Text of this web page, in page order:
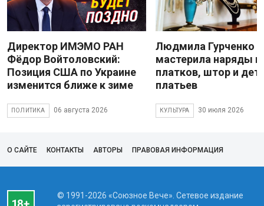
Директор ИМЭМО РАН
Фёдор Войтоловский:
Позиция США по Украине
изменится ближе к зиме
ПОЛИТИКА 06 августа 2026
Людмила Гурченко
мастерила наряды
платков, штор и
платьев
КУЛЬТУРА 30 июля 2026
О САЙТЕ КОНТАКТЫ АВТОРЫ ПРАВОВАЯ ИНФОРМАЦИЯ
© 1991-2026 «Союзное Вече». Сетевое издание